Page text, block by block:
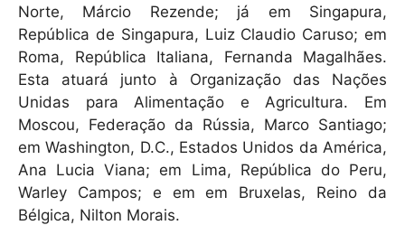
Norte, Márcio Rezende; já em Singapura,
República de Singapura, Luiz Claudio Caruso; em
Roma, República Italiana, Fernanda Magalhães.
Esta atuará junto à Organização das Nações
Unidas para Alimentação e Agricultura. Em
Moscou, Federação da Rússia, Marco Santiago;
em Washington, D.C., Estados Unidos da América,
Ana Lucia Viana; em Lima, República do Peru,
Warley Campos; e em em Bruxelas, Reino da
Bélgica, Nilton Morais.